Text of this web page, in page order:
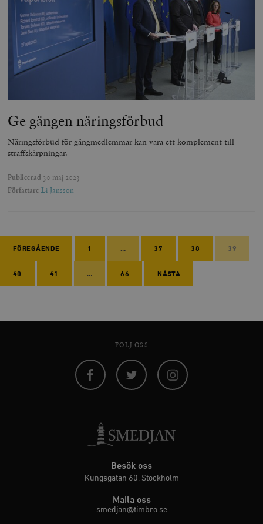
Ge gängen näringsförbud
Näringsförbud för gängmedlemmar kan vara ett komplement till
straffskärpningar.
Publicerad 30 maj 2023
Författare Li Jansson
FÖREGÅENDE 1 … 37 38 39
40 41 … 66 NÄSTA
FÖLJ OSS
Besök oss
Kungsgatan 60, Stockholm
Maila oss
smedjan@timbro.se